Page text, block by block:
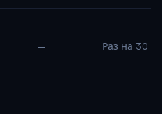
— Раз на 30